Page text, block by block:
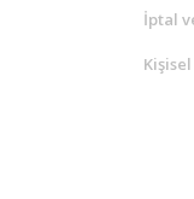
İptal